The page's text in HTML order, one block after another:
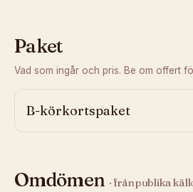
Paket
Vad som ingår och pris. Be om offert
B-körkortspaket
Omdömen · från publika